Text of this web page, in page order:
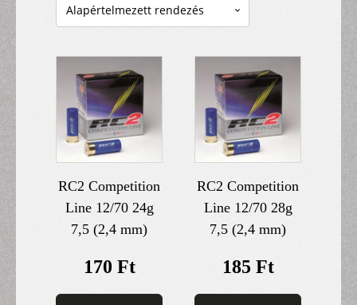
RC2 Competition
Line 12/70 24g
7,5 (2,4 mm)
170 Ft
RC2 Competition
Line 12/70 28g
7,5 (2,4 mm)
185 Ft